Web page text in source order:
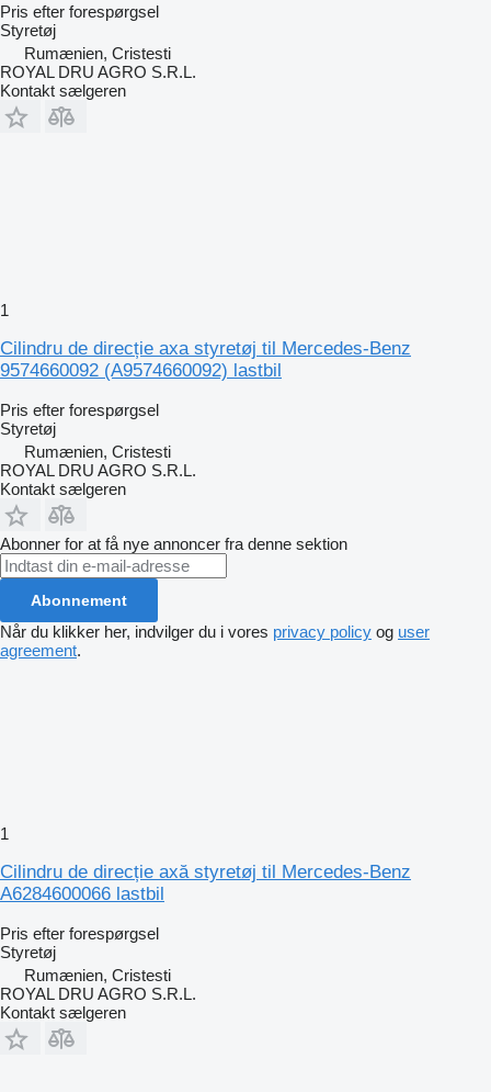
Pris efter forespørgsel
Styretøj
Rumænien, Cristesti
ROYAL DRU AGRO S.R.L.
Kontakt sælgeren
1
Cilindru de direcție axa styretøj til Mercedes-Benz
9574660092 (A9574660092) lastbil
Pris efter forespørgsel
Styretøj
Rumænien, Cristesti
ROYAL DRU AGRO S.R.L.
Kontakt sælgeren
Abonner for at få nye annoncer fra denne sektion
Abonnement
Når du klikker her, indvilger du i vores privacy policy og user
agreement.
1
Cilindru de direcție axă styretøj til Mercedes-Benz
A6284600066 lastbil
Pris efter forespørgsel
Styretøj
Rumænien, Cristesti
ROYAL DRU AGRO S.R.L.
Kontakt sælgeren